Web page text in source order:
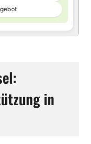
in